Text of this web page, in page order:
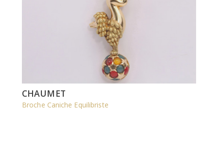
CHAUMET
Broche Caniche Equilibriste